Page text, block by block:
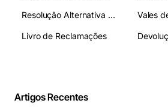
Resolução Alternativa de Litígios
Livro de Reclamações
Vales
Artigos Recentes